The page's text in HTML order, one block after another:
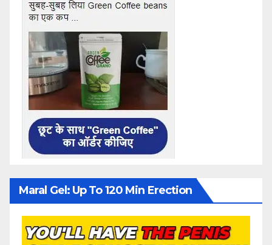
Maral Gel: Up To 120 Min Erection